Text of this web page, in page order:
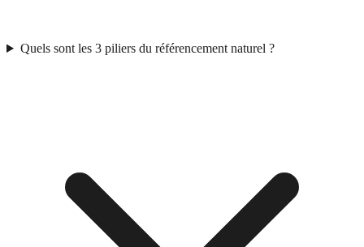
Quels sont les 3 piliers du référencement naturel ?